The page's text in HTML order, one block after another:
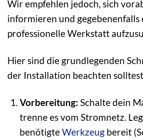
Wir empfehlen jedoch, sich
informieren und gegebenenfalls
professionelle Werkstatt
Hier sind die grundlegenden
der Installation beachten
Vorbereitung: Schalte dein
trenne es vom Stromnetz.
benötigteWerkzeugbereit